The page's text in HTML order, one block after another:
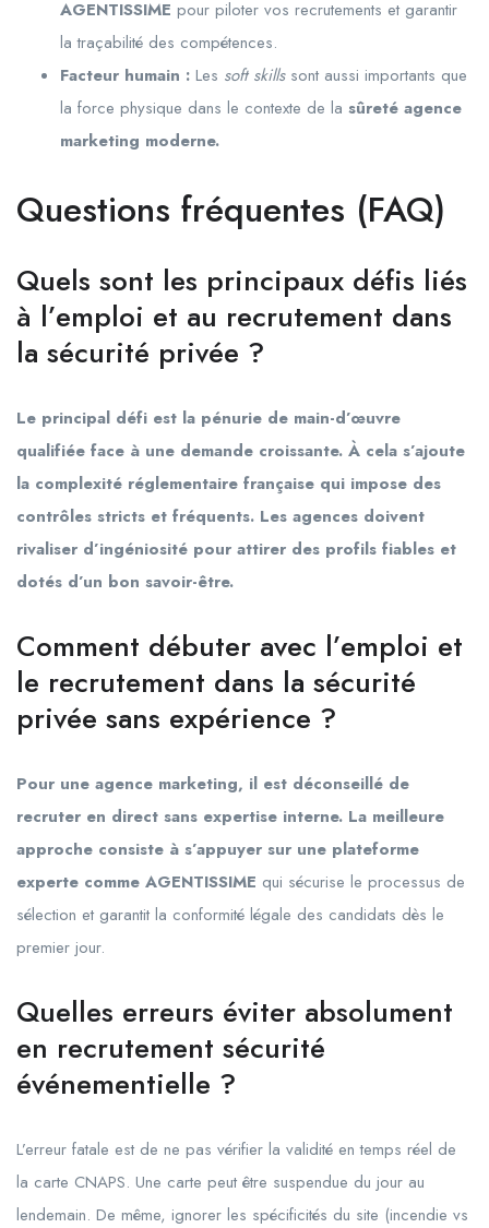
AGENTISSIME pour piloter vos recrutements et garantir
la traçabilité des compétences.
Facteur humain : Les soft skillssont aussi importants que
la force physique dans le contexte de la sûreté agence
marketing moderne.
Questions fréquentes (FAQ)
Quels sont les principaux défis liés
à l’emploi et au recrutement dans
la sécurité privée ?
Le principal défi est la pénurie de main-d’œuvre
qualifiée face à une demande croissante. À cela s’ajoute
la complexité réglementaire française qui impose des
contrôles stricts et fréquents. Les agences doivent
rivaliser d’ingéniosité pour attirer des profils fiables et
dotés d’un bon savoir-être.
Comment débuter avec l’emploi et
le recrutement dans la sécurité
privée sans expérience ?
Pour une agence marketing, il est déconseillé de
recruter en direct sans expertise interne. La meilleure
approche consiste à s’appuyer sur une plateforme
experte comme AGENTISSIME qui sécurise le processus de
sélection et garantit la conformité légale des candidats dès le
premier jour.
Quelles erreurs éviter absolument
en recrutement sécurité
événementielle ?
L’erreur fatale est de ne pas vérifier la validité en temps réel de
la carte CNAPS. Une carte peut être suspendue du jour au
lendemain. De même, ignorer les spécificités du site (incendie vs